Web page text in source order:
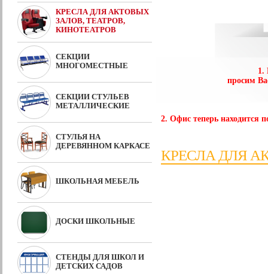
КРЕСЛА ДЛЯ АКТОВЫХ
ЗАЛОВ, ТЕАТРОВ,
КИНОТЕАТРОВ
СЕКЦИИ
МНОГОМЕСТНЫЕ
СЕКЦИИ СТУЛЬЕВ
МЕТАЛЛИЧЕСКИЕ
СТУЛЬЯ НА
ДЕРЕВЯННОМ КАРКАСЕ
ШКОЛЬНАЯ МЕБЕЛЬ
ДОСКИ ШКОЛЬНЫЕ
СТЕНДЫ ДЛЯ ШКОЛ И
ДЕТСКИХ САДОВ
1.
просим
2. Офис теперь находится
КРЕСЛА ДЛЯ